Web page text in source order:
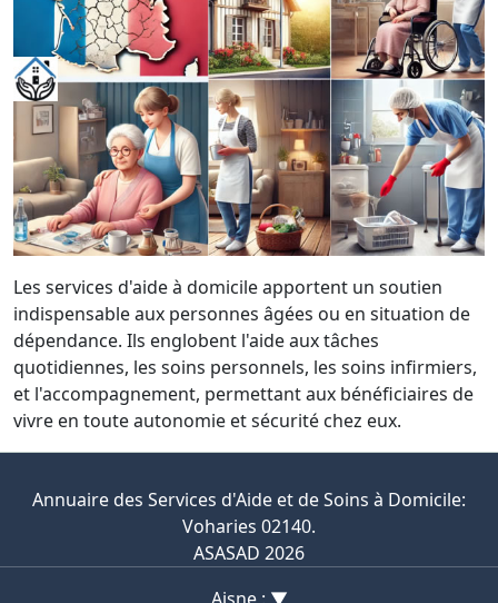
Les services d'aide à domicile apportent un soutien
indispensable aux personnes âgées ou en situation de
dépendance. Ils englobent l'aide aux tâches
quotidiennes, les soins personnels, les soins infirmiers,
et l'accompagnement, permettant aux bénéficiaires de
vivre en toute autonomie et sécurité chez eux.
Annuaire des Services d'Aide et de Soins à Domicile:
Voharies 02140.
ASASAD 2026